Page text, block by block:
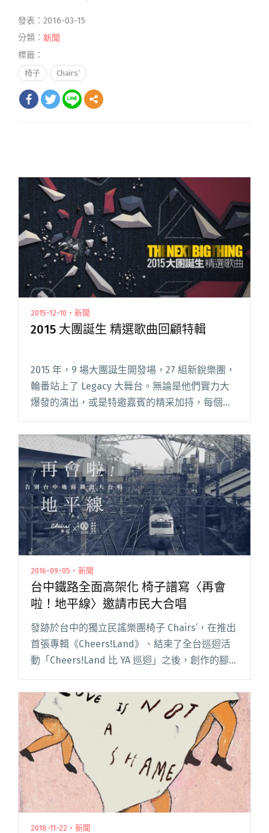
發表：2016-03-15
分類： 新聞
標籤：
椅子 Chairs’
2015-12-10・新聞
2015 大團誕生 精選歌曲回顧特輯
2015 年，9 場大團誕生開發場，27 組新銳樂團，
輪番站上了 Legacy 大舞台。無論是他們實力大
爆發的演出，或是特邀嘉賓的精采加持，每個場
次都令人拍案叫絕，在一連串熱血沸騰的現場演
出結束之後，你還可以在 StreetVoice 上回閱讀
全文 "2015 大團誕生 精選歌曲回顧特輯"
2016-09-05・新聞
台中鐵路全面高架化 椅子譜寫〈再會
啦！地平線〉邀請市民大合唱
發跡於台中的獨立民謠樂團椅子 Chairs’，在推出
首張專輯《Cheers!Land》、結束了全台巡迴活
動「Cheers!Land 比 YA 巡迴」之後，創作的腳步
雞錄製的「藍調搖滾」〈閱讀全文 "台中鐵路全
面高架化 椅子譜寫〈再會啦！地平線〉邀請市民
大合唱"
2018-11-22・新聞